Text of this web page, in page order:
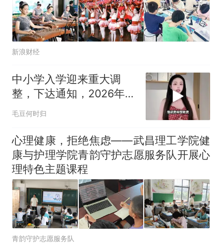
新浪财经
中小学入学迎来重大调
整，下达通知，2026年9
月1日统一执行
毛豆何时归
心理健康，拒绝焦虑——武昌理工学院健
康与护理学院青韵守护志愿服务队开展心
理特色主题课程
青韵守护志愿服务队